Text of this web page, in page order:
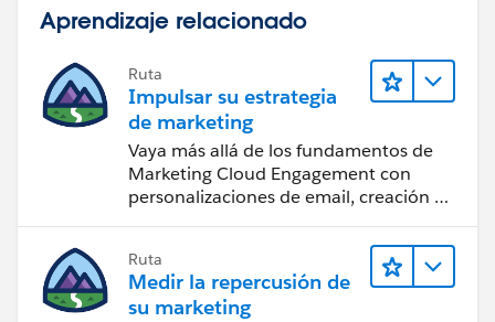
Aprendizaje relacionado
Ruta
Impulsar su estrategia
de marketing
Vaya más allá de los fundamentos de
Marketing Cloud Engagement con
personalizaciones de email, creación de
Ruta
Medir la repercusión de
su marketing